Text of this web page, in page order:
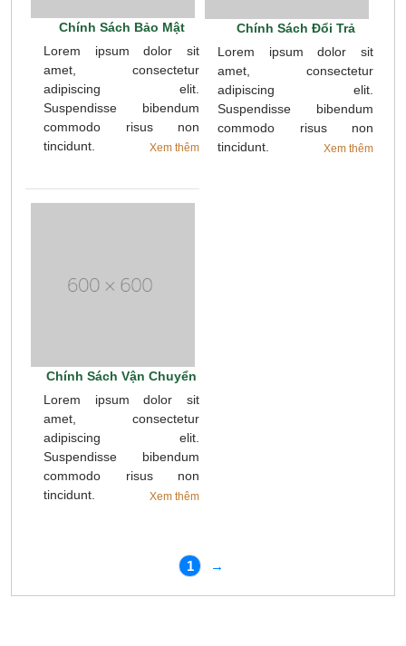
Chính Sách Bảo Mật
Lorem ipsum dolor sit
amet, consectetur
adipiscing elit.
Suspendisse bibendum
commodo risus non
tincidunt.
Xem thêm
Chính Sách Đổi Trả
Lorem ipsum dolor sit
amet, consectetur
adipiscing elit.
Suspendisse bibendum
commodo risus non
tincidunt.
Xem thêm
Chính Sách Vận Chuyển
Lorem ipsum dolor sit
amet, consectetur
adipiscing elit.
Suspendisse bibendum
commodo risus non
tincidunt.
Xem thêm
1 →